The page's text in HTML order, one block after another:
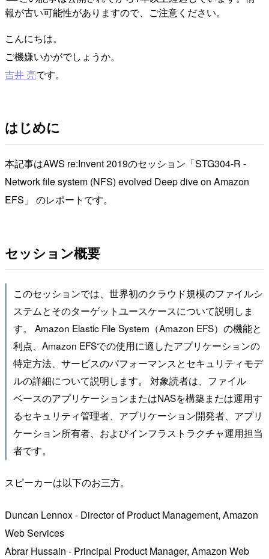
報が古い可能性がありますので、ご注意ください。
こんにちは。
ご機嫌いかがでしょうか。
吉井 亮です。
はじめに
本記事はAWS re:Invent 2019のセッション「STG304-R -
Network file system (NFS) evolved Deep dive on Amazon
EFS」 のレポートです。
セッション概要
このセッションでは、世界初のクラウド規模のファイルシ
ステムとそのターゲットユースケースについて説明しま
す。 Amazon Elastic File System（Amazon EFS）の機能と
利点、Amazon EFSでの使用に適したアプリケーションの
特定方法、サービスのパフォーマンスとセキュリティモデ
ルの詳細について説明します。 対象読者は、ファイル
ベースのアプリケーションまたはNASを構築または運用す
るセキュリティ管理者、アプリケーション開発者、アプリ
ケーション所有者、およびインフラストラクチャ運用担当
者です。
スピーカーは以下のお三方。
Duncan Lennox - Director of Product Management, Amazon
Web Services
Abrar Hussain - Principal Product Manager, Amazon Web